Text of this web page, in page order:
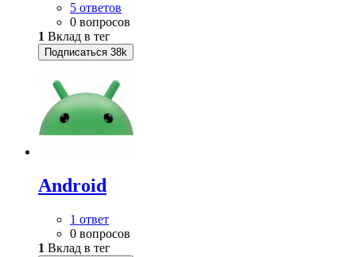
5 ответов
0 вопросов
1 Вклад в тег
Подписаться 38k
Android
1 ответ
0 вопросов
1 Вклад в тег